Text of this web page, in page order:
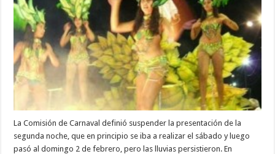
La Comisión de Carnaval definió suspender la presentación de la
segunda noche, que en principio se iba a realizar el sábado y luego
pasó al domingo 2 de febrero, pero las lluvias persistieron. En